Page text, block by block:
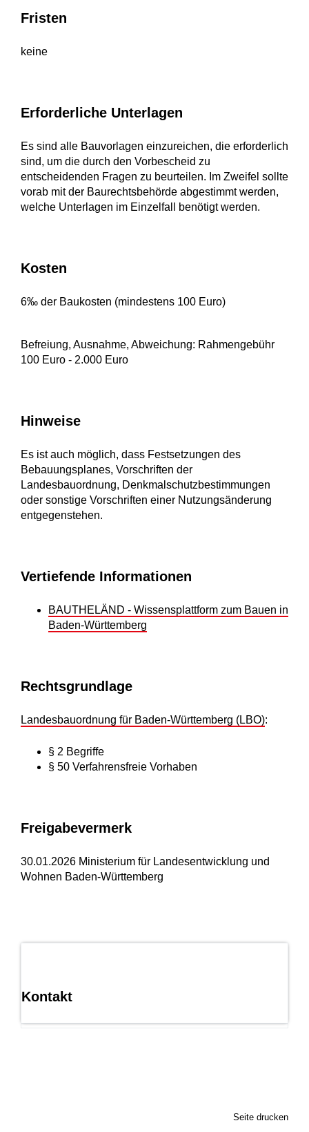
Kontakt
Fristen
keine
Erforderliche Unterlagen
Es sind alle Bauvorlagen einzureichen, die erforderlich
sind, um die durch den Vorbescheid zu
entscheidenden Fragen zu beurteilen. Im Zweifel sollte
vorab mit der Baurechtsbehörde abgestimmt werden,
welche Unterlagen im Einzelfall benötigt werden.
Kosten
6‰ der Baukosten (mindestens 100 Euro)
Befreiung, Ausnahme, Abweichung: Rahmengebühr
100 Euro - 2.000 Euro
Hinweise
Es ist auch möglich, dass Festsetzungen des
Bebauungsplanes, Vorschriften der
Landesbauordnung, Denkmalschutzbestimmungen
oder sonstige Vorschriften einer Nutzungsänderung
entgegenstehen.
Vertiefende Informationen
BAUTHELÄND - Wissensplattform zum Bauen in
Baden-Württemberg
Rechtsgrundlage
Landesbauordnung für Baden-Württemberg (LBO):
§ 2 Begriffe
§ 50 Verfahrensfreie Vorhaben
Freigabevermerk
30.01.2026 Ministerium für Landesentwicklung und
Wohnen Baden-Württemberg
Seite drucken